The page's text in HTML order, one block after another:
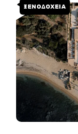
ΞΕΝΟΔΟΧΕΙΑ